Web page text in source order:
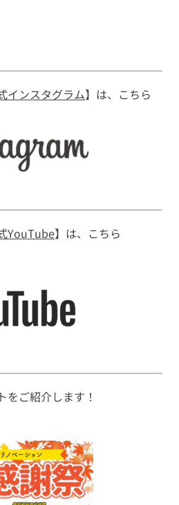
インスタグラム】は、こちら
YouTube】は、こちら
をご紹介します！